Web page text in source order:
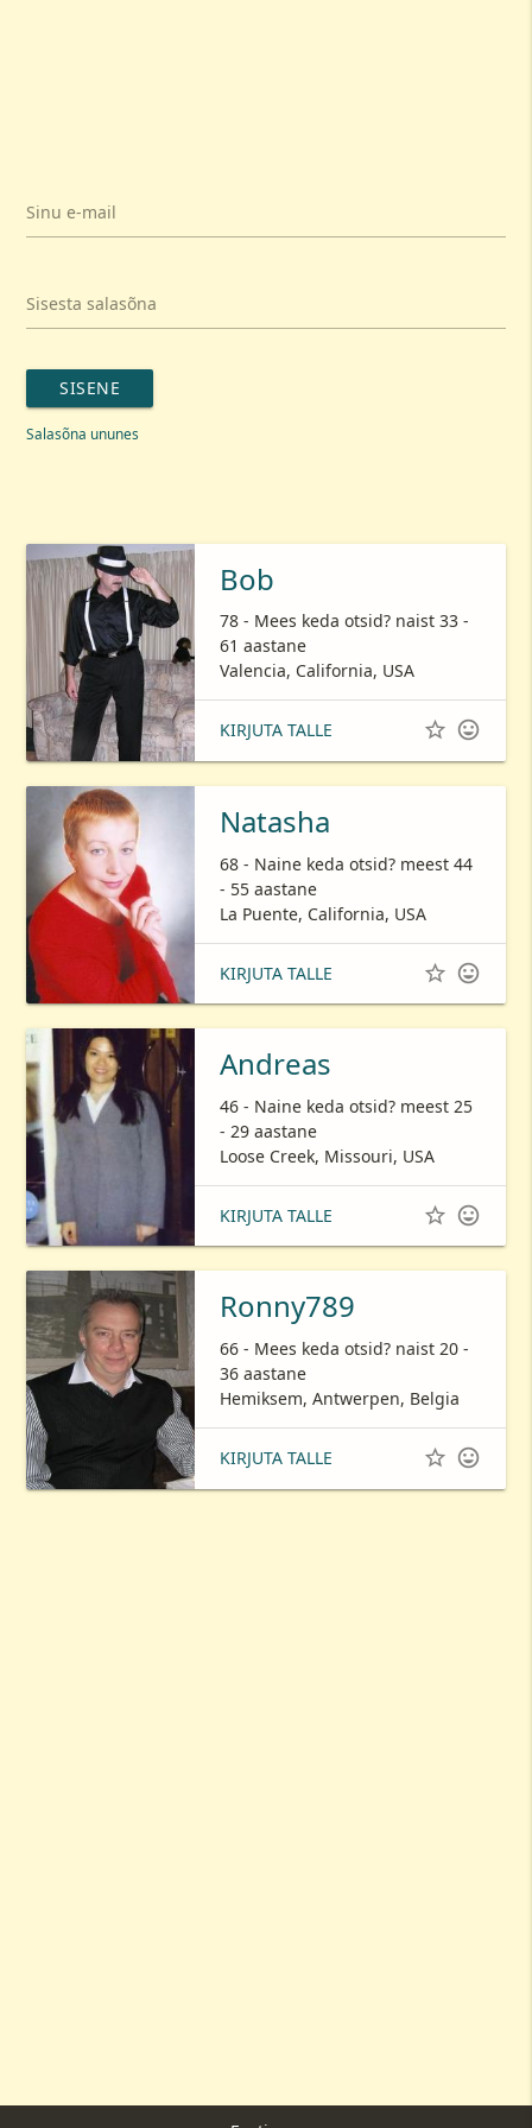
Sinu e-mail
Sisesta salasõna
SISENE
Salasõna ununes
Bob
78 - Mees keda otsid? naist 33 -
61 aastane
Valencia, California, USA
KIRJUTA TALLE  
Natasha
68 - Naine keda otsid? meest 44
- 55 aastane
La Puente, California, USA
KIRJUTA TALLE  
Andreas
46 - Naine keda otsid? meest 25
- 29 aastane
Loose Creek, Missouri, USA
KIRJUTA TALLE  
Ronny789
66 - Mees keda otsid? naist 20 -
36 aastane
Hemiksem, Antwerpen, Belgia
KIRJUTA TALLE  